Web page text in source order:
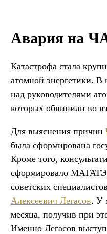
Авария на
Катастрофа стала
атомной энергетики. В
над руководителями
которых обвинили во
Для выяснения причин
была сформирована
Кроме того,
сформировало МАГАТЭ.
советских
Алексеевич Легасов. У
месяца, получив при
Именно Легасов